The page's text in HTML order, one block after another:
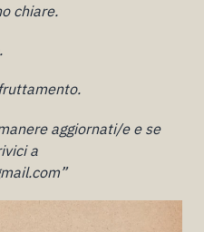
chiare.
aggiornati/e e se
a